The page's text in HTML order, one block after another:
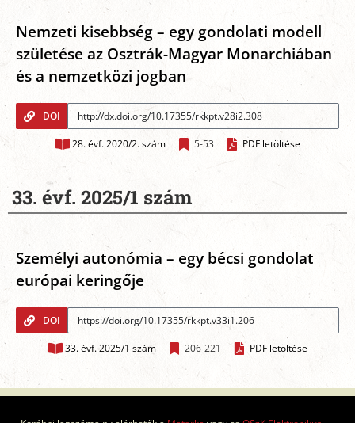
Nemzeti kisebbség – egy gondolati modell
születése az Osztrák-Magyar Monarchiában
és a nemzetközi jogban
DOI
28. évf. 2020/2. szám 5-53 PDF letöltése
33. évf. 2025/1 szám
Személyi autonómia – egy bécsi gondolat
európai keringője
DOI
33. évf. 2025/1 szám 206-221 PDF letöltése